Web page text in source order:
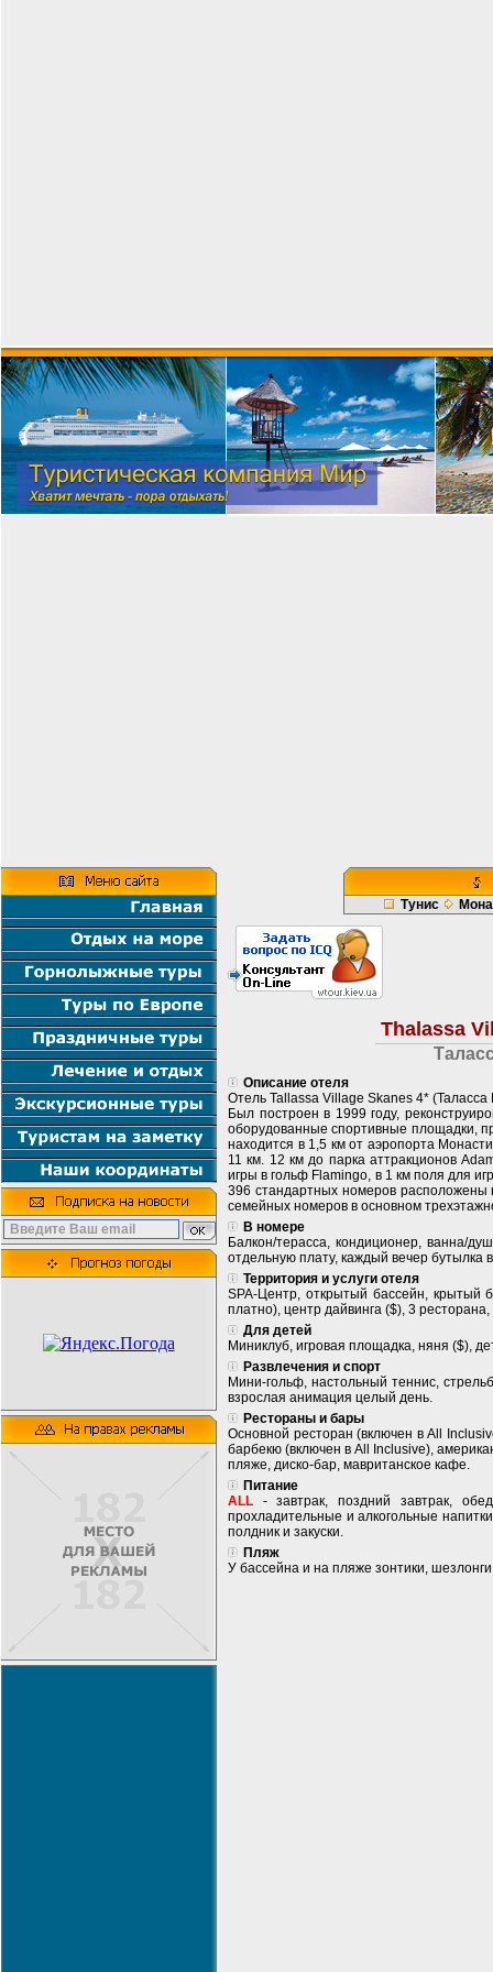
Тунис
Thalassa
Описание отеля
Отель Tallassa Village Skanes 4*
Был построен в 1999 году,
оборудованные спортивные площадки,
находится в 1,5 км от аэропорта
11 км. 12 км до парка аттракционов
игры в гольф Flamingo, в 1 км поля для
396 стандартных номеров расположены
семейных номеров в основном
В номере
Балкон/терасса, кондиционер, ванна/
отдельную плату, каждый вечер бутылка
Территория и услуги отеля
SPA-Центр, открытый бассейн, крытый
платно), центр дайвинга ($), 3
Для детей
Миниклуб, игровая площадка, няня ($),
Развлечения и спорт
Мини-гольф, настольный теннис,
взрослая анимация целый день.
Рестораны и бары
Основной ресторан (включен в All
барбекю (включен в All Inclusive),
пляже, диско-бар, мавританское кафе.
Питание
ALL - завтрак, поздний завтрак,
прохладительные и алкогольные
полдник и закуски.
Пляж
У бассейна и на пляже зонтики,